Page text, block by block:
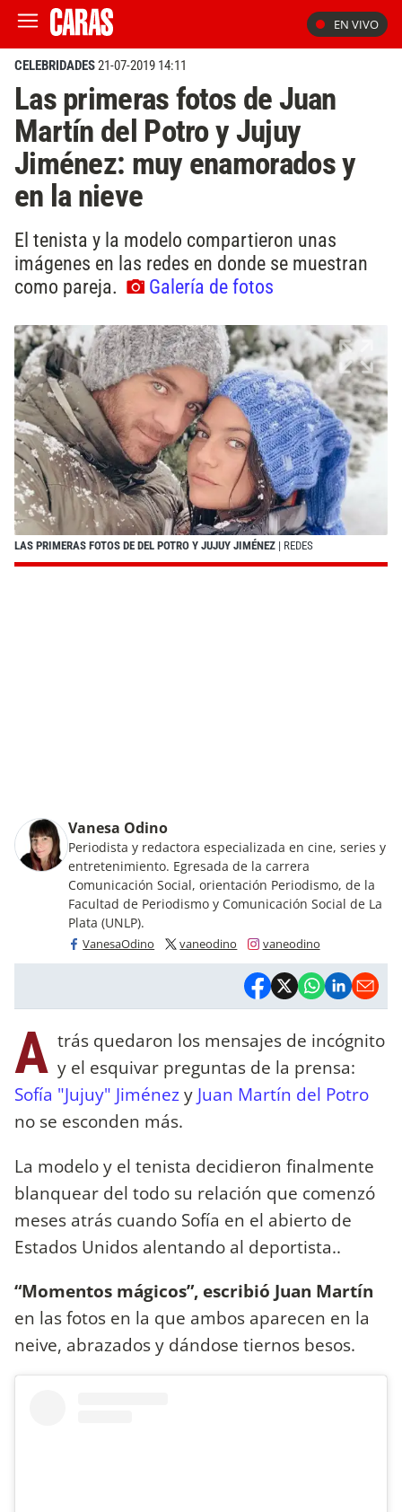
EN VIVO
CELEBRIDADES21-07-2019 14:11
Las primeras fotos de Juan
Martín del Potro y Jujuy
Jiménez: muy enamorados y
en la nieve
El tenista y la modelo compartieron unas
imágenes en las redes en donde se muestran
como pareja.
Galería de fotos
LAS PRIMERAS FOTOS DE DEL POTRO Y JUJUY JIMÉNEZ | REDES
Vanesa Odino
Periodista y redactora especializada en cine, series y
entretenimiento. Egresada de la carrera
Comunicación Social, orientación Periodismo, de la
Facultad de Periodismo y Comunicación Social de La
Plata (UNLP).
VanesaOdino vaneodino vaneodino
A trás quedaron los mensajes de incógnito
y el esquivar preguntas de la prensa:
Sofía "Jujuy" Jiménezy Juan Martín del Potro
no se esconden más.
La modelo y el tenista decidieron finalmente
blanquear del todo su relación que comenzó
meses atrás cuando Sofía en el abierto de
Estados Unidos alentando al deportista..
“Momentos mágicos”, escribió Juan Martín
en las fotos en la que ambos aparecen en la
neive, abrazados y dándose tiernos besos.